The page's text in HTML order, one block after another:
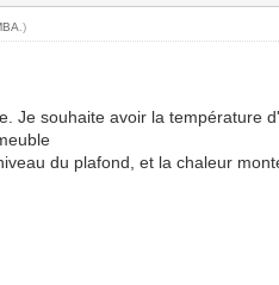
.)
Je souhaite avoir la température
du plafond, et la chaleur